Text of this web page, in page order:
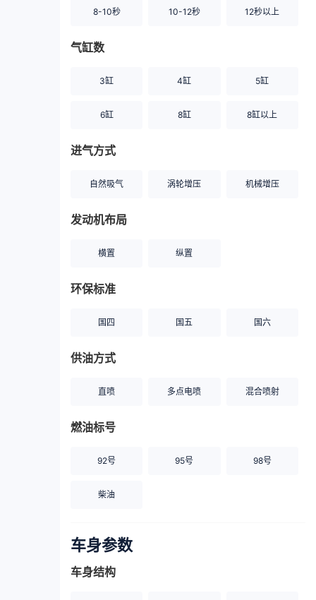
8-10秒 10-12秒 12秒以上
气缸数
3缸 4缸 5缸
6缸 8缸 8缸以上
进气方式
自然吸气 涡轮增压 机械增压
发动机布局
横置 纵置
环保标准
国四 国五 国六
供油方式
直喷 多点电喷 混合喷射
燃油标号
92号 95号 98号
柴油
车身参数
车身结构